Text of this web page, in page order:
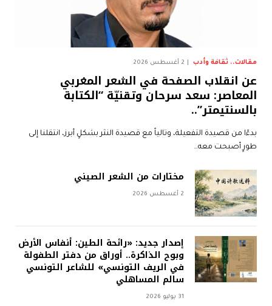
مقالات.. ثقافة وأدب 2 أغسطس 2026
عن انقلاب الصفحة في الشعر المغربي
المعاصر: سعد سرحان وتقنيّة “الكتابة
بالسنتيمتر”..
بدءًا من قصيدة التفعيلة، وتالياً مع قصيدة النثر بشكلٍ أبرز، انتقلنا إلى
طورٍ أصبحت معه…
مختارات من الشعر الصيني
2 أغسطس 2026
إصدار جديد: «رائحة الطين: أنفاس الأرض
وبوح الذاكرة.. أوراق من دفتر الطفولة
في الريف التونسي» للشاعر التونسي
سالم المساهلي
31 يوليو 2026